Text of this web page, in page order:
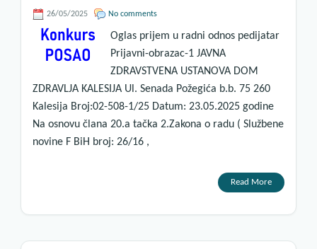
26/05/2025 No comments
Oglas prijem u radni odnos pedijatar
Prijavni-obrazac-1 JAVNA
ZDRAVSTVENA USTANOVA DOM
ZDRAVLJA KALESIJA Ul. Senada Požegića b.b. 75 260
Kalesija Broj:02-508-1/25 Datum: 23.05.2025 godine
Na osnovu člana 20.a tačka 2.Zakona o radu ( Službene
novine F BiH broj: 26/16 ,
Read More